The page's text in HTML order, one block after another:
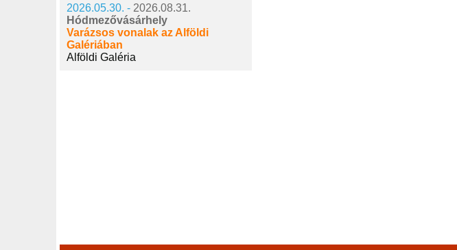
2026.05.30. - 2026.08.31.
Hódmezővásárhely
Varázsos vonalak az Alföldi
Galériában
Alföldi Galéria